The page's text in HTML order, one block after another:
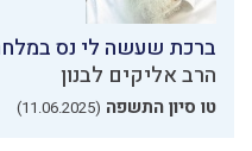
ברכת שעשה לי נס
הרב אליקים לבנון
טו סיון התשפה (11.06.2025)